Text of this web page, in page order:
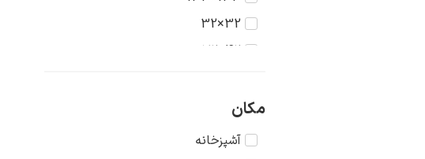
روستا
سکون
عشق
غرب وحشی
32×32
42×32
56×42
56×56
مکان
آشپزخانه